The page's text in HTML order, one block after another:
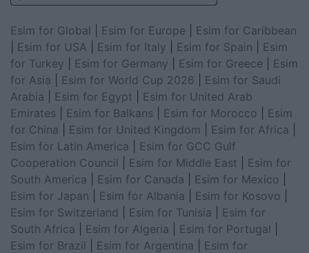
Esim for Global Esim for Europe
Esim for Caribbean
Esim for USA Esim for Italy Esim for Spain
Esim
for Turkey
Esim for Germany Esim for Greece
Esim
for Asia
Esim for World Cup 2026
Esim for Saudi
Arabia
Esim for Egypt
Esim for United Arab
Emirates
Esim for Balkans Esim for Morocco
Esim
for China
Esim for United Kingdom Esim for Africa
Esim for Latin America
Esim for GCC Gulf
Cooperation Council
Esim for Middle East
Esim for
South America
Esim for Canada Esim for Mexico
Esim for Japan
Esim for Albania Esim for Kosovo
Esim for Switzerland
Esim for Tunisia
Esim for
South Africa
Esim for Algeria Esim for Portugal
Esim for Brazil
Esim for Argentina
Esim for